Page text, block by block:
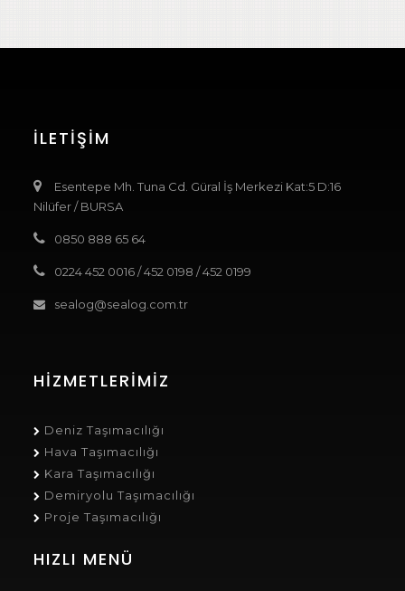
İLETIŞIM
Esentepe Mh. Tuna Cd. Güral İş Merkezi Kat:5 D:16
Nilüfer / BURSA
0850 888 65 64
0224 452 0016/452 0198/452 0199
sealog@sealog.com.tr
HIZMETLERIMIZ
Deniz Taşımacılığı
Hava Taşımacılığı
Kara Taşımacılığı
Demiryolu Taşımacılığı
Proje Taşımacılığı
HIZLI MENÜ